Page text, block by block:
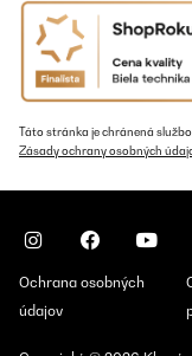
Táto stránka je chránená
Zásady ochrany osobných
Ochrana osobných
údajov